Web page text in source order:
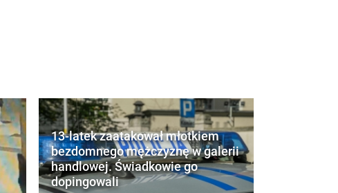
13-latek zaatakował młotkiem
bezdomnego mężczyznę w galerii
handlowej. Świadkowie go
dopingowali